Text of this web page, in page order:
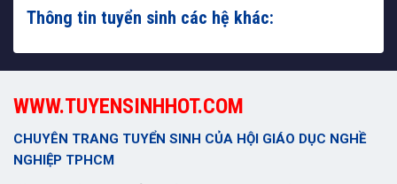
Thông tin tuyển sinh các hệ khác:
WWW.TUYENSINHHOT.COM
CHUYÊN TRANG TUYỂN SINH CỦA HỘI GIÁO DỤC NGHỀ
NGHIỆP TPHCM